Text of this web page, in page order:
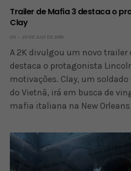
Trailer de Mafia 3 destaca o
Clay
OS 20 DE JULY DE 2016
A 2K divulgou um novo trailer
destaca o protagonista
motivações. Clay, um
do Vietnã, irá em busca de
mafia italiana na New